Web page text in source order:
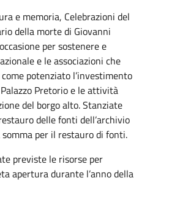
e memoria, Celebrazioni del
della morte di Giovanni
per sostenere e
e le associazioni che
potenziato l’investimento
Pretorio e le attività
del borgo alto. Stanziate
delle fonti dell’archivio
per il restauro di fonti.
previste le risorse per
apertura durante l’anno della